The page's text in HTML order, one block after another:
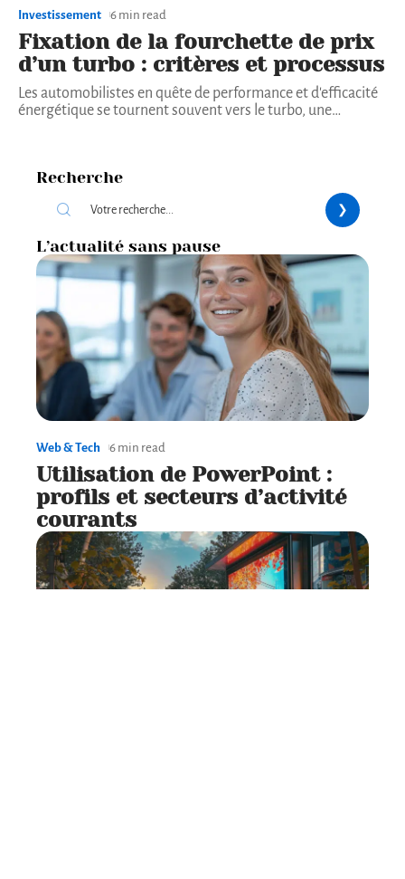
Investissement 6 min read
Fixation de la fourchette de prix
d’un turbo : critères et processus
Les automobilistes en quête de performance et d'efficacité
énergétique se tournent souvent vers le turbo, une…
Recherche
L’actualité sans pause
Web & Tech 6 min read
Utilisation de PowerPoint :
profils et secteurs d’activité
courants